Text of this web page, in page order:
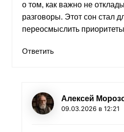
о том, как важно не
разговоры. Этот сон стал
переосмыслить
Ответить
Алексей
09.03.2026 в 12:21